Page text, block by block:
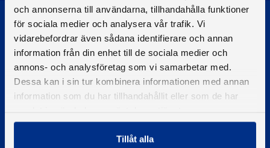
och annonserna till användarna, tillhandahålla funktioner
för sociala medier och analysera vår trafik. Vi
vidarebefordrar även sådana identifierare och annan
information från din enhet till de sociala medier och
annons- och analysföretag som vi samarbetar med.
Dessa kan i sin tur kombinera informationen med annan
information som du har tillhandahållit eller som de har
Tillåt alla
© 2026 - Svenska Båtunionen
Information om cookies
PIGMENT WEBBYRÅ